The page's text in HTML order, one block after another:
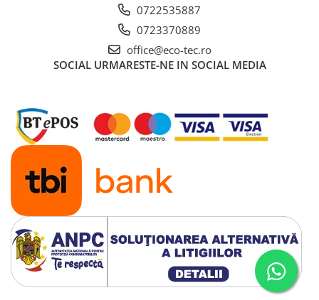
0722535887
0723370889
office@eco-tec.ro
SOCIAL URMARESTE-NE IN SOCIAL MEDIA